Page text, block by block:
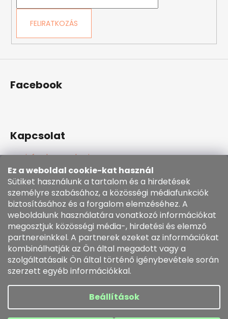
Ez a weboldal cookie-kat használ
Sütiket használunk a tartalom és a hirdetések
személyre szabásához, a közösségi médiafunkciók
biztosításához és a forgalom elemzéséhez. A
weboldalunk használatára vonatkozó információkat
megosztjuk közösségi média-, hirdetési és elemző
partnereinkkel. A partnerek ezeket az információkat
kombinálhatják az Ön által megadott vagy a
szolgáltatásaik Ön által történő igénybevétele során
szerzett egyéb információkkal.
Beállítások
FELIRATKOZÁS
Facebook
Kapcsolat
info@kozenezbozi.com
381281747, 603225633
603225633
https://www.facebook.com/kozenezbozi/
Informace pro vás
Általános szerződési feltételek
Cookie szabályzat
Rendelésem